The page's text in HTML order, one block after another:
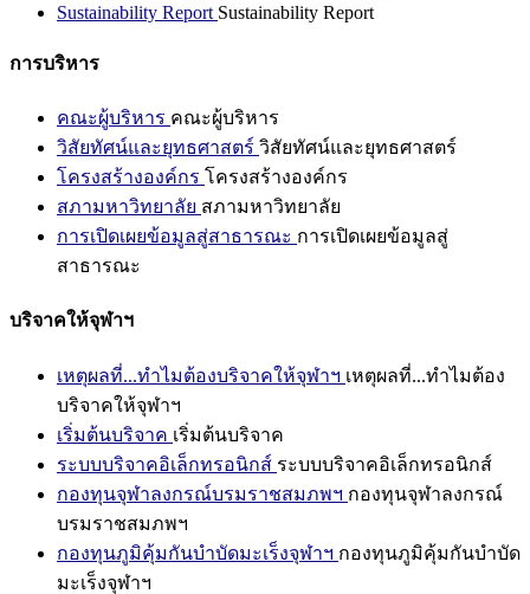
Sustainability Report Sustainability Report
การบริหาร
คณะผู้บริหาร คณะผู้บริหาร
วิสัยทัศน์และยุทธศาสตร์ วิสัยทัศน์และยุทธศาสตร์
โครงสร้างองค์กร โครงสร้างองค์กร
สภามหาวิทยาลัย สภามหาวิทยาลัย
การเปิดเผยข้อมูลสู่สาธารณะ การเปิดเผยข้อมูลสู่
สาธารณะ
บริจาคให้จุฬาฯ
เหตุผลที่...ทำไมต้องบริจาคให้จุฬาฯ เหตุผลที่...ทำไมต้อง
บริจาคให้จุฬาฯ
เริ่มต้นบริจาค เริ่มต้นบริจาค
ระบบบริจาคอิเล็กทรอนิกส์ ระบบบริจาคอิเล็กทรอนิกส์
กองทุนจุฬาลงกรณ์บรมราชสมภพฯ กองทุนจุฬาลงกรณ์
บรมราชสมภพฯ
กองทุนภูมิคุ้มกันบำบัดมะเร็งจุฬาฯ กองทุนภูมิคุ้มกันบำบัด
มะเร็งจุฬาฯ